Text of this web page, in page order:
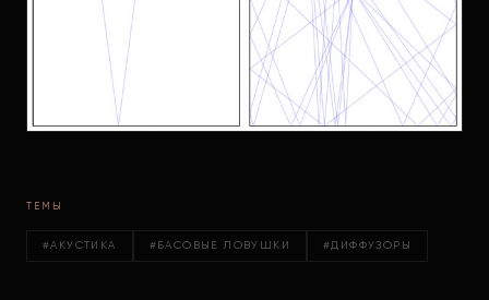
ТЕМЫ
#АКУСТИКА #БАСОВЫЕ ЛОВУШКИ #ДИФФУЗОРЫ